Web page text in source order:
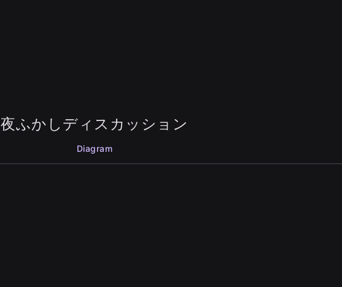
夜ふかしディスカッション
Diagram